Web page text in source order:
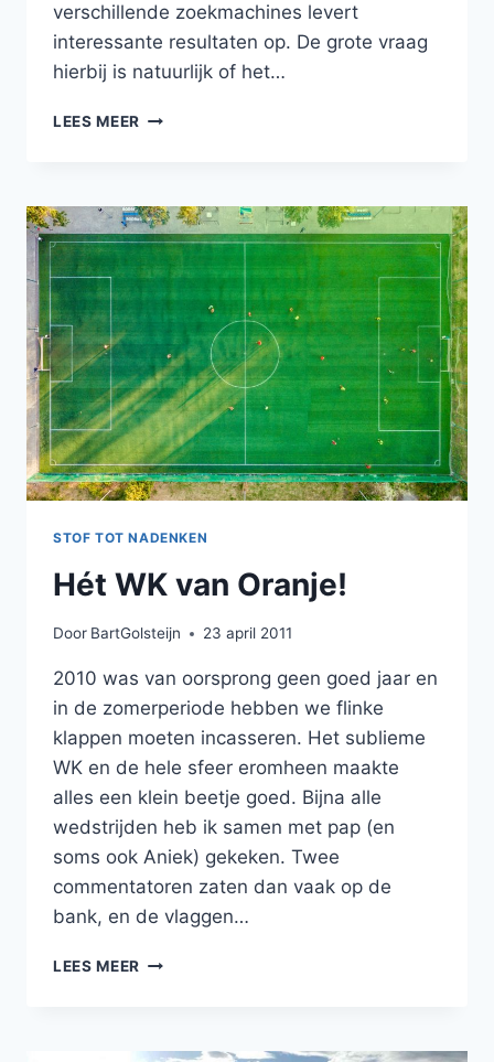
verschillende zoekmachines levert
interessante resultaten op. De grote vraag
hierbij is natuurlijk of het…
LEES MEER DE
STOF TOT NADENKEN
Hét WK van Oranje!
Door BartGolsteijn 23 april 2011
2010 was van oorsprong geen goed jaar en
in de zomerperiode hebben we flinke
klappen moeten incasseren. Het sublieme
WK en de hele sfeer eromheen maakte
alles een klein beetje goed. Bijna alle
wedstrijden heb ik samen met pap (en
soms ook Aniek) gekeken. Twee
commentatoren zaten dan vaak op de
bank, en de vlaggen…
LEES MEER HÉT